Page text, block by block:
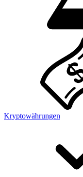
Kryptowährungen